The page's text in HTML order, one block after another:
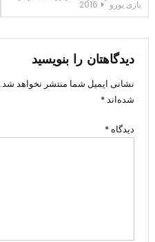
بازی یورو 2016
دیدگاهتان را بنویسید
نشانی ایمیل شما منتشر نخواهد شد.
شده‌اند*
دیدگاه *